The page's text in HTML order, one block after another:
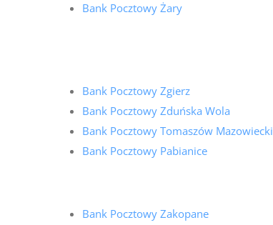
Bank Pocztowy Żary
Bank Pocztowy Zgierz
Bank Pocztowy Zduńska Wola
Bank Pocztowy Tomaszów Mazowiecki
Bank Pocztowy Pabianice
Bank Pocztowy Zakopane